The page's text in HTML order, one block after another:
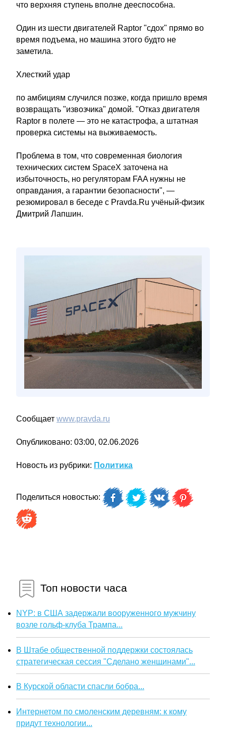
что верхняя ступень вполне дееспособна.
Один из шести двигателей Raptor "сдох" прямо во
время подъема, но машина этого будто не
заметила.
Хлесткий удар
по амбициям случился позже, когда пришло время
возвращать "извозчика" домой. "Отказ двигателя
Raptor в полете — это не катастрофа, а штатная
проверка системы на выживаемость.
Проблема в том, что современная биология
технических систем SpaceX заточена на
избыточность, но регуляторам FAA нужны не
оправдания, а гарантии безопасности", —
резюмировал в беседе с Pravda.Ru учёный-физик
Дмитрий Лапшин.
Сообщает www.pravda.ru
Опубликовано: 03:00, 02.06.2026
Новость из рубрики: Политика
Поделиться новостью:
Топ новости часа
NYP: в США задержали вооруженного мужчину
возле гольф-клуба Трампа...
В Штабе общественной поддержки состоялась
стратегическая сессия "Сделано женщинами"...
В Курской области спасли бобра...
Интернетом по смоленским деревням: к кому
придут технологии...